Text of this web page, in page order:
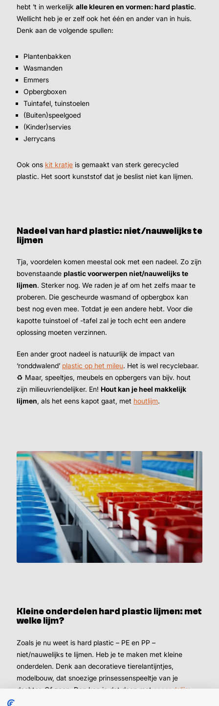
hebt ’t in werkelijk alle kleuren en vormen: hard plastic.
Wellicht heb je er zelf ook het één en ander van in huis.
Denk aan de volgende spullen:
Plantenbakken
Wasmanden
Emmers
Opbergboxen
Tuintafel, tuinstoelen
(Buiten)speelgoed
(Kinder)servies
Jerrycans
Ook ons kit kratje is gemaakt van sterk gerecycled
plastic. Het soort kunststof dat je beslist niet kan lijmen.
Nadeel van hard plastic: niet/nauwelijks te
lijmen
Tja, voordelen komen meestal ook met een nadeel. Zo zijn
bovenstaande plastic voorwerpen niet/nauwelijks te
lijmen. Sterker nog. We raden je af om het zelfs maar te
proberen. Die gescheurde wasmand of opbergbox kan
best nog even mee. Totdat je een andere hebt. Voor die
kapotte tuinstoel of -tafel zal je toch echt een andere
oplossing moeten verzinnen.
Een ander groot nadeel is natuurlijk de impact van
‘ronddwalend’ plastic op het mileu. Het is wel recyclebaar.
♻️ Maar, speeltjes, meubels en opbergers van bijv. hout
zijn milieuvriendelijker. En! Hout kan je heel makkelijk
lijmen, als het eens kapot gaat, met houtlijm.
Kleine onderdelen hard plastic lijmen: met
welke lijm?
Zoals je nu weet is hard plastic – PE en PP –
niet/nauwelijks te lijmen. Heb je te maken met kleine
onderdelen. Denk aan decoratieve tierelantijntjes,
modelbouw, dat snoezige prinsessenspeeltje van je
dochter. Of zoon. Dan kan je dat doen metsecondelijm.